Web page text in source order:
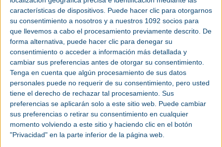
características de dispositivos. Puede hacer clic para otorgarnos
su consentimiento a nosotros y a nuestros 1092 socios para
que llevemos a cabo el procesamiento previamente descrito. De
forma alternativa, puede hacer clic para denegar su
consentimiento o acceder a información más detallada y
cambiar sus preferencias antes de otorgar su consentimiento.
Tenga en cuenta que algún procesamiento de sus datos
personales puede no requerir de su consentimiento, pero usted
tiene el derecho de rechazar tal procesamiento. Sus
preferencias se aplicarán solo a este sitio web. Puede cambiar
sus preferencias o retirar su consentimiento en cualquier
momento volviendo a este sitio y haciendo clic en el botón
"Privacidad" en la parte inferior de la página web.
celebrado en IFEMA y organizado por Easyfairs.
La ceremonia ha reconocido a siete organizaciones
y centros tecnológicos cuyos proyectos están
impulsando la competitividad y la modernización
del sector manufacturero español, consolidando a
estos galardones como referentes en la promoción
de la excelencia y la innovación aplicada a la
industria.
Ganadores de los Advanced
Manufacturing Awards 2025